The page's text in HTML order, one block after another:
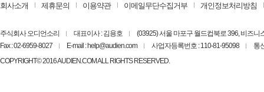
회사소개 제휴문의 이용약관 이메일무단수집거부 개인정보처리방침
주식회사 오디언소리 대표이사 : 김용호
(03925) 서울 마포구 월드컵북로 396, 비즈니
Fax : 02-6959-8027
E-mail : help@audien.com 사업자등록번호 : 110-81-95098
통
COPYRIGHT© 2016 AUDIEN.COM ALL RIGHTS RESERVED.